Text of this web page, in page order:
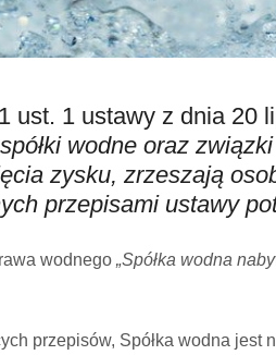
ust. 1 ustawy z dnia 20
spółki wodne oraz
zysku, zrzeszają
przepisami ustawy
wodnego „Spółka wodna
przepisów, Spółka wodna